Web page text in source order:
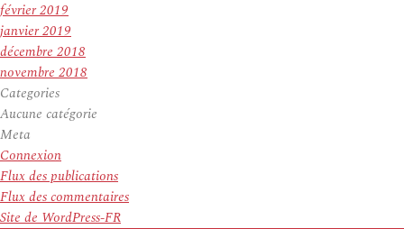
février 2019
janvier 2019
décembre 2018
novembre 2018
Categories
Aucune catégorie
Meta
Connexion
Flux des publications
Flux des commentaires
Site de WordPress-FR